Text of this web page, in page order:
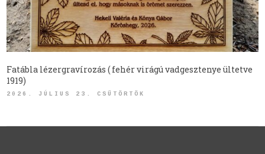
Fatábla lézergravírozás ( fehér virágú vadgesztenye ültetve
1919)
2026. JÚLIUS 23. CSÜTÖRTÖK